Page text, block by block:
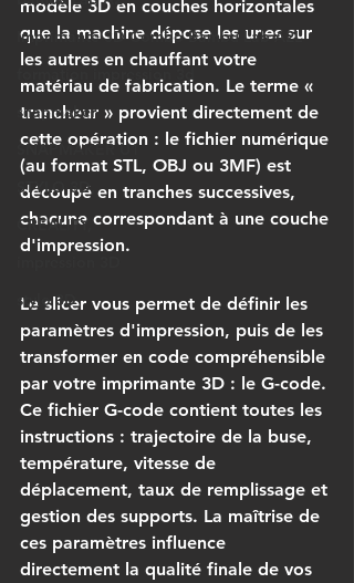
Imprimante 3D Combo Bambu Lab A2L
formation impression 3d
snapmaker
SNAPMAKER U1
STYLO 3D,
CREALITY,
impression 3D
stylo 3D
modèle 3D en couches horizontales
que la machine dépose les unes sur
les autres en chauffant votre
matériau de fabrication. Le terme «
trancheur » provient directement de
cette opération : le fichier numérique
(au format STL, OBJ ou 3MF) est
découpé en tranches successives,
chacune correspondant à une couche
d'impression.
Le slicer vous permet de définir les
paramètres d'impression, puis de les
transformer en code compréhensible
par votre imprimante 3D : le G-code.
Ce fichier G-code contient toutes les
instructions : trajectoire de la buse,
température, vitesse de
déplacement, taux de remplissage et
gestion des supports. La maîtrise de
ces paramètres influence
directement la qualité finale de vos